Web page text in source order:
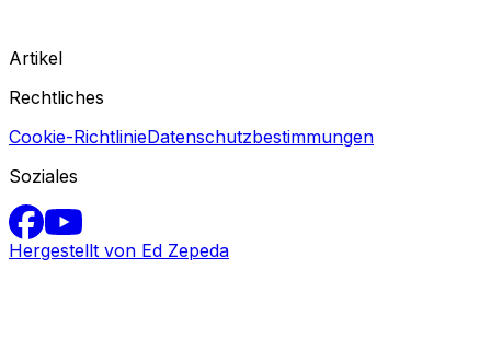
Artikel
Rechtliches
Cookie-RichtlinieDatenschutzbestimmungen
Soziales
Hergestellt von Ed Zepeda